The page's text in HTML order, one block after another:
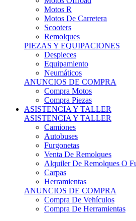
Motos R
Motos De Carretera
Scooters
Remolques
PIEZAS Y EQUIPACIONES
Despieces
Equipamiento
Neumáticos
ANUNCIOS DE COMPRA
Compra Motos
Compra Piezas
ASISTENCIA Y TALLER
ASISTENCIA Y TALLER
Camiones
Autobuses
Furgonetas
Venta De Remolques
Alquiler De Remolques O
Carpas
Herramientas
ANUNCIOS DE COMPRA
Compra De Vehículos
Compra De Herramientas